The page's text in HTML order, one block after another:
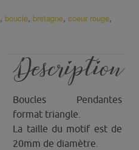
, boucle, bretagne, coeur rouge,
Description
Boucles Pendantes
format triangle.
La taille du motif est de
20mm de diamètre.